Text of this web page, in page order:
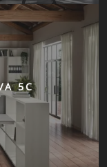
5C